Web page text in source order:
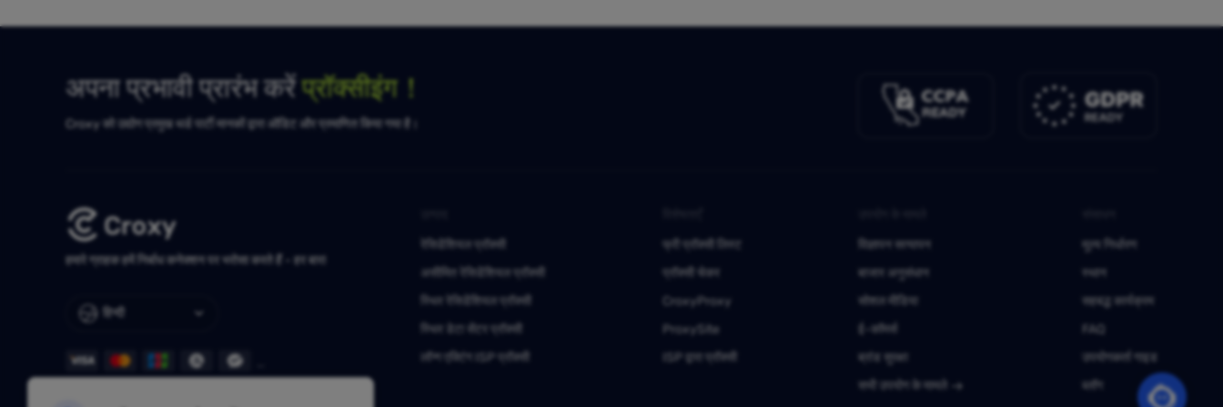
अपना प्रभावी प्रारंभ करेंप्रॉक्सीइंग！
Croxy को उद्योग प्रमुख थर्ड पार्टी मानकों द्वारा ऑडिट और प्रमाणित किया गया है।
हमारे ग्राहक हमें निर्बाध कनेक्शन पर भरोसा करते हैं - हर बार!
हिन्दी
रेसिडेंशियल प्रॉक्सी
असीमित रेसिडेंशियल प्रॉक्सी
स्थिर रेसिडेंशियल प्रॉक्सी
स्थिर डेटा सेंटर प्रॉक्सी
लॉन्ग एक्टिंग ISP प्रॉक्सी
फ्री प्रॉक्सी लिस्ट
प्रॉक्सी चेकर
CroxyProxy
ProxySite
ISP द्वारा प्रॉक्सी
विज्ञापन सत्यापन
बाजार अनुसंधान
सोशल मीडिया
ई-कॉमर्स
ब्रांड सुरक्षा
सभी उपयोग के मामले
मूल्य निर्धारण
स्थान
सहबद्ध कार्यक्रम
FAQ
उपयोगकर्ता गाइड
ब्लॉग